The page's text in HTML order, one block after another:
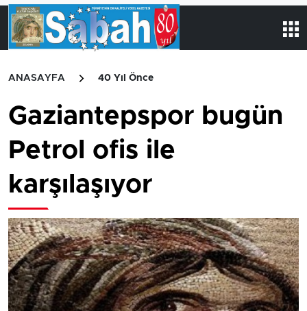
ANASAYFA 40 Yıl Önce
Gaziantepspor bugün
Petrol ofis ile
karşılaşıyor